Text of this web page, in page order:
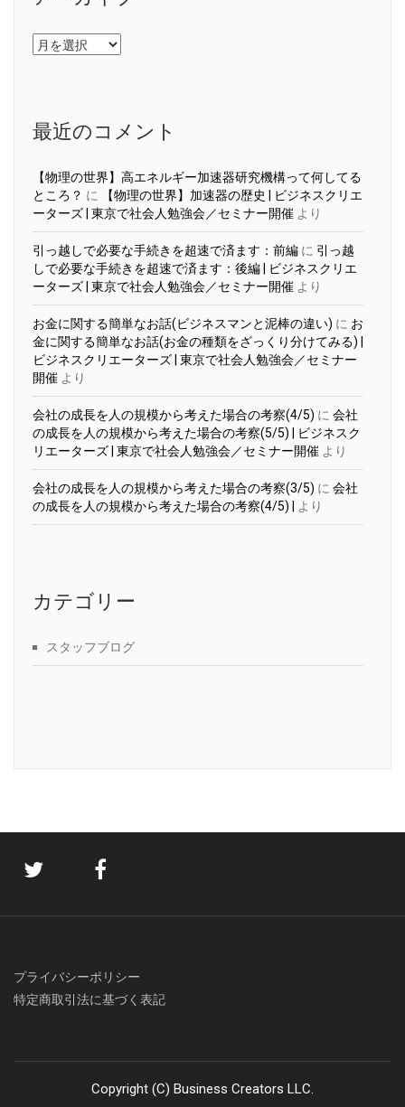
ア
ー
最近のコメント
【物理の世界】高エネルギー加速器研究機構って何してる
ところ？ に
【物理の世界】加速器の歴史 | ビジネスクリエ
ーターズ | 東京で社会人勉強会／セミナー開催 より
引っ越しで必要な手続きを超速で済ます：前編 に 引っ越
しで必要な手続きを超速で済ます：後編 | ビジネスクリエ
ーターズ | 東京で社会人勉強会／セミナー開催 より
お金に関する簡単なお話(ビジネスマンと泥棒の違い) に お
金に関する簡単なお話(お金の種類をざっくり分けてみる) |
ビジネスクリエーターズ | 東京で社会人勉強会／セミナー
開催 より
会社の成長を人の規模から考えた場合の考察(4/5) に 会社
の成長を人の規模から考えた場合の考察(5/5) | ビジネスク
リエーターズ | 東京で社会人勉強会／セミナー開催 より
会社の成長を人の規模から考えた場合の考察(3/5) に 会社
の成長を人の規模から考えた場合の考察(4/5) |
より
カテゴリー
スタッフブログ
プライバシーポリシー
特定商取引法に基づく表記
Copyright (C) Business Creators LLC.